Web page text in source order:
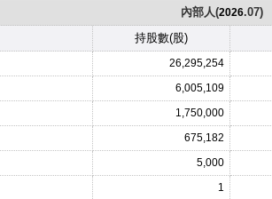
內部人(2026.07)
持股數(股)
26,295,254
6,005,109
1,750,000
675,182
5,000
1